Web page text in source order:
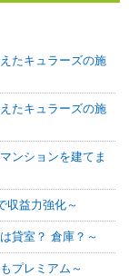
たキュラーズの施
たキュラーズの施
ンションを建てま
収益力強化～
貸室？ 倉庫？～
プレミアム～